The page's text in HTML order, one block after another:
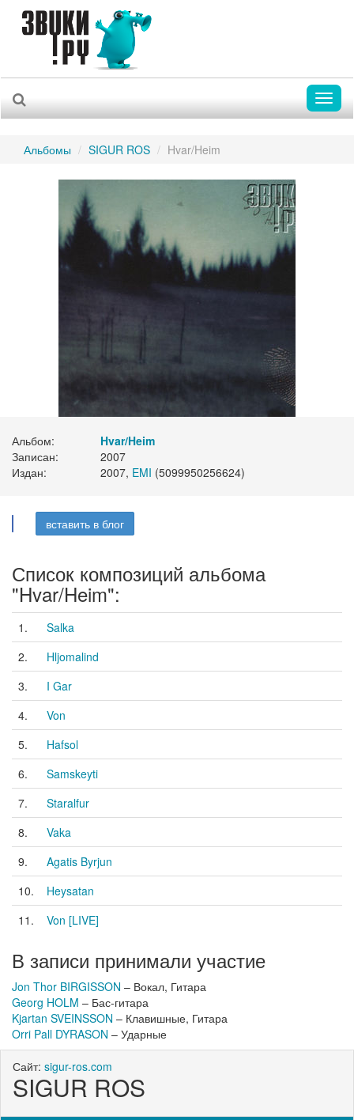
Альбомы SIGUR ROS Hvar/Heim
Альбом:
Hvar/Heim
Записан:
2007
Издан:
2007, EMI (5099950256624)
вставить в блог
Список композиций альбома
"Hvar/Heim":
1.
Salka
2.
Hljomalind
3.
I Gar
4.
Von
5.
Hafsol
6.
Samskeyti
7.
Staralfur
8.
Vaka
9.
Agatis Byrjun
10.
Heysatan
11.
Von [LIVE]
В записи принимали участие
Jon Thor BIRGISSON – Вокал, Гитара
Georg HOLM – Бас-гитара
Kjartan SVEINSSON – Клавишные, Гитара
Orri Pall DYRASON – Ударные
Сайт: sigur-ros.com
SIGUR ROS